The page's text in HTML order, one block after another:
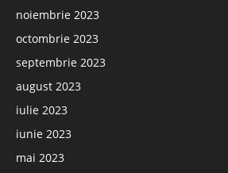
noiembrie 2023
octombrie 2023
septembrie 2023
august 2023
iulie 2023
iunie 2023
mai 2023